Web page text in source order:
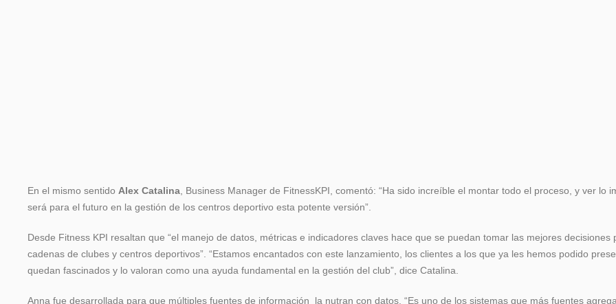
En el mismo sentido Alex Catalina , Business Manager de FitnessKPI, comentó: “Ha sido increíble el montar todo el proceso, y ver lo
será para el futuro en la gestión de los centros deportivo esta potente versión”.
Desde Fitness KPI resaltan que “el manejo de datos, métricas e indicadores claves hace que se puedan tomar las mejores decisiones
cadenas de clubes y centros deportivos”. “Estamos encantados con este lanzamiento, los clientes a los que ya les hemos podido
quedan fascinados y lo valoran como una ayuda fundamental en la gestión del club”, dice Catalina.
Anna fue desarrollada para que múltiples fuentes de información la nutran con datos. “Es uno de los sistemas que más fuentes